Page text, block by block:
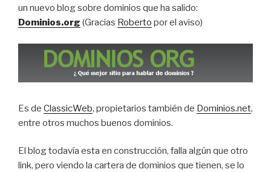
un nuevo blog sobre dominios que ha salido:
Dominios.org (Gracias Roberto por el aviso)
Es de ClassicWeb, propietarios también de Dominios.net,
entre otros muchos buenos dominios.
El blog todavía esta en construcción, falla algún que otro
link, pero viendo la cartera de dominios que tienen, se lo